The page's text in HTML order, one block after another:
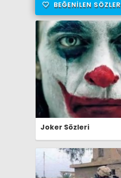
BEĞENILEN SÖZLER
Joker Sözleri